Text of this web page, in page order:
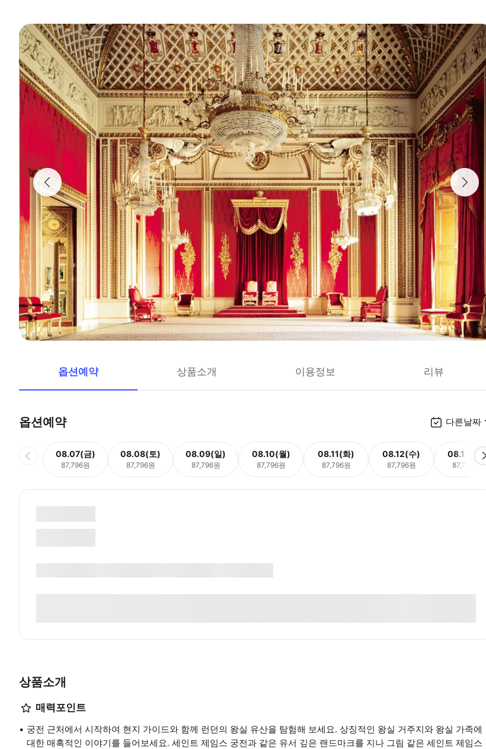
옵션예약 상품소개 이용정보 리뷰
옵션예약 다른날짜
08.07(금)
87,796원
08.08(토)
87,796원
08.09(일)
87,796원
08.10(월)
87,796원
08.11(화)
87,796원
08.12(수)
87,796원
08.13(목)
87,796원
상품소개
매력포인트
궁전 근처에서 시작하여 현지 가이드와 함께 런던의 왕실 유산을 탐험해 보세요. 상징적인 왕실 거주지와 왕실 가족에
대한 매혹적인 이야기를 들어보세요. 세인트 제임스 궁전과 같은 유서 깊은 랜드마크를 지나 그림 같은 세인트 제임스